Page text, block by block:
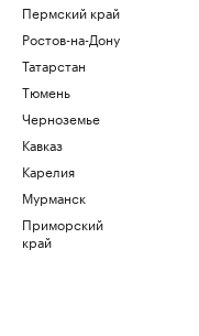
Пермский край
Ростов-на-Дону
Татарстан
Тюмень
Черноземье
Кавказ
Карелия
Мурманск
Приморский
край